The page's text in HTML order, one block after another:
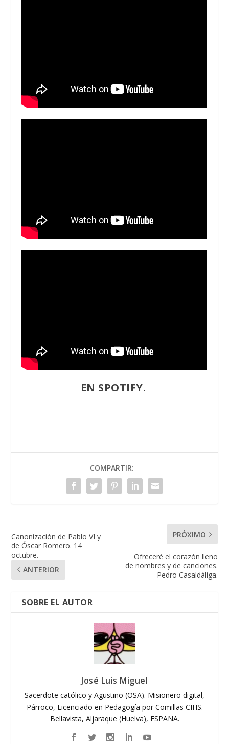
EN SPOTIFY.
COMPARTIR:
Canonización de Pablo VI y
de Óscar Romero. 14
octubre.
ANTERIOR
PRÓXIMO
Ofreceré el corazón lleno
de nombres y de canciones.
Pedro Casaldáliga.
SOBRE EL AUTOR
José Luis Miguel
Sacerdote católico y Agustino (OSA). Misionero digital,
Párroco, Licenciado en Pedagogía por Comillas CIHS.
Bellavista, Aljaraque (Huelva), ESPAÑA.